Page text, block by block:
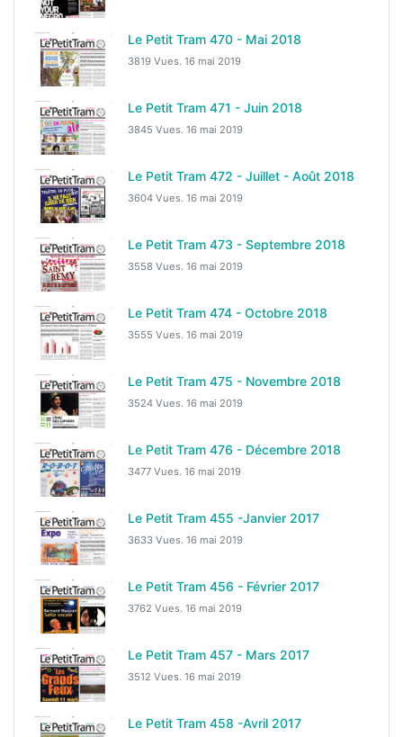
Le Petit Tram 470 - Mai 2018
3819 Vues. 16 mai 2019
Le Petit Tram 471 - Juin 2018
3845 Vues. 16 mai 2019
Le Petit Tram 472 - Juillet - Août 2018
3604 Vues. 16 mai 2019
Le Petit Tram 473 - Septembre 2018
3558 Vues. 16 mai 2019
Le Petit Tram 474 - Octobre 2018
3555 Vues. 16 mai 2019
Le Petit Tram 475 - Novembre 2018
3524 Vues. 16 mai 2019
Le Petit Tram 476 - Décembre 2018
3477 Vues. 16 mai 2019
Le Petit Tram 455 -Janvier 2017
3633 Vues. 16 mai 2019
Le Petit Tram 456 - Février 2017
3762 Vues. 16 mai 2019
Le Petit Tram 457 - Mars 2017
3512 Vues. 16 mai 2019
Le Petit Tram 458 -Avril 2017